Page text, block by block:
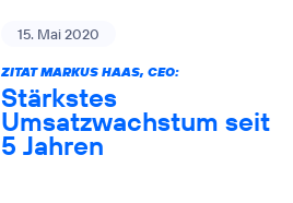
15. Mai 2020
ZITAT MARKUS HAAS, CEO:
Stärkstes
Umsatzwachstum seit
5 Jahren